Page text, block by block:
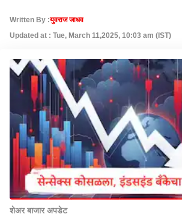
Written By :युवराज जाधव
Updated at : Tue, March 11,2025, 10:03 am (IST)
शेअर बाजार अपडेट